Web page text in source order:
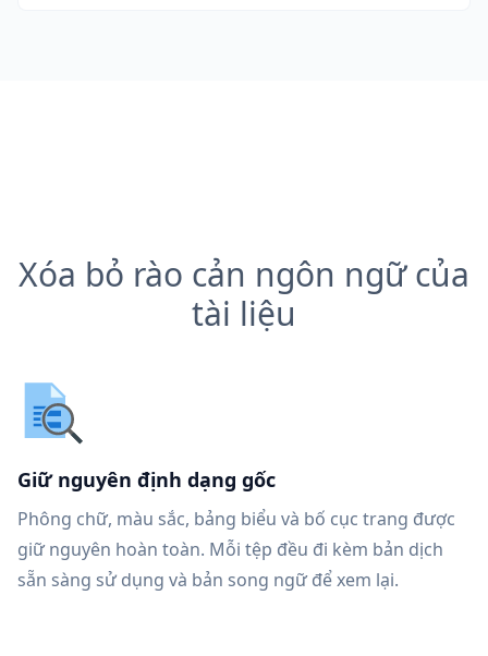
Xóa bỏ rào cản ngôn ngữ của
tài liệu
Giữ nguyên định dạng gốc
Phông chữ, màu sắc, bảng biểu và bố cục trang được
giữ nguyên hoàn toàn. Mỗi tệp đều đi kèm bản dịch
sẵn sàng sử dụng và bản song ngữ để xem lại.